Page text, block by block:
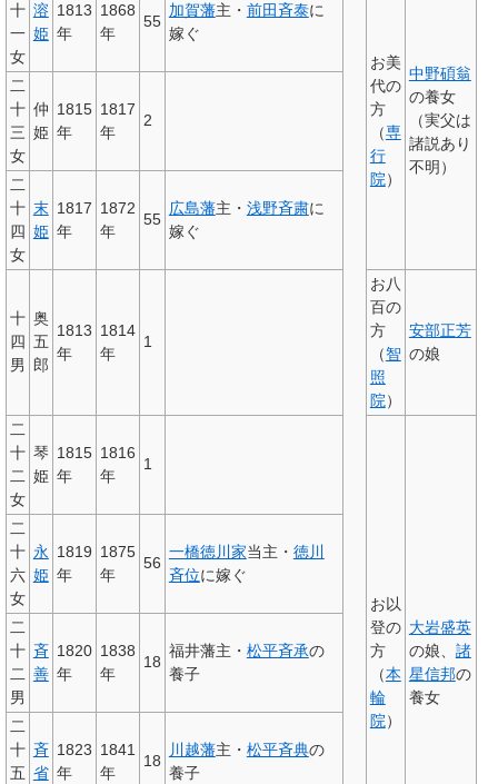
十
一
女
溶
姫
1813
年
1868
年
55
加賀藩主・ 前田斉泰に
嫁ぐ
お美
代の
方
（専
行
院）
中野碩翁
の養女
（実父は
諸説あり
不明）
二
十
三
女
仲
姫
1815
年
1817
年
2
二
十
四
女
末
姫
1817
年
1872
年
55
広島藩主・ 浅野斉粛に
嫁ぐ
十
四
男
奥
五
郎
1813
年
1814
年
1
お八
百の
方
（智
照
院）
安部正芳
の娘
二
十
二
女
琴
姫
1815
年
1816
年
1
お以
登の
方
（本
輪
院）
大岩盛英
の娘、 諸
星信邦の
養女
二
十
六
女
永
姫
1819
年
1875
年
56
一橋徳川家当主・ 徳川
斉位に嫁ぐ
二
十
二
男
斉
善
1820
年
1838
年
18
福井藩主・ 松平斉承の
養子
二
十
五
斉
省
1823
年
1841
年
18
川越藩主・ 松平斉典の
養子